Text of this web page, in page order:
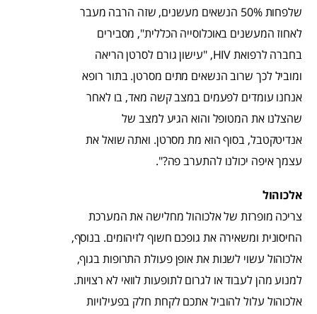
שלפחות 50% הנשאים מעשנים, שזה הרבה מעבר
לאחוז המעשנים באוכלוסייה הכללית", מסבירים
בחברה לרפואת HIV, "עישון גורם לסרטן הריאה
ומוביל לכך שרוב הנשאים מתים מסרטן. בתור רופא
אנחנו עומדים לפעמים במצב קשה מאד, בו לאחר
שהצלנו את המטופל והוא הגיע למצב של
אנדיטקטבל, בסוף הוא מת מסרטן. ואתה שואל את
עצמך איפה יכולנו להתערב פה?".
אלכוהול
צריכה מופרזת של אלכוהול מחלישה את המערכת
החיסונית ומשאירה את גופכם חשוף לזיהומים. בנוסף,
אלכוהול עשוי לשנות את אופן פעולת התרופות בגוף,
למנוע מהן לעבוד או לגרום לתופעות לוואי לא רצויות.
אלכוהול עלול להוביל אתכם לקחת חלק בפעילויות